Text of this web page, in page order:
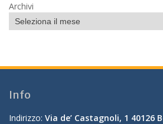
Archivi
Info
Indirizzo: Via de’ Castagnoli, 1 40126